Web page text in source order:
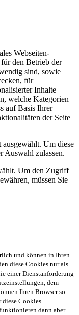
Webseiten-
den Betrieb der
sind, sowie
für
Inhalte
welche Kategorien
auf Basis Ihrer
der Seite
Um diese
Auswahl zulassen.
Um den Zugriff
müssen Sie
und können in Ihren
diese Cookies nur als
einer Dienstanforderung
dem
Ihren Browser so
diese Cookies
dann aber